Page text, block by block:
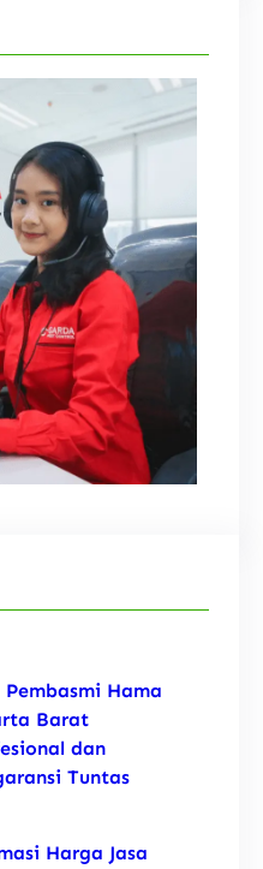
Pembasmi Hama
Barat
dan
Tuntas
Harga Jasa